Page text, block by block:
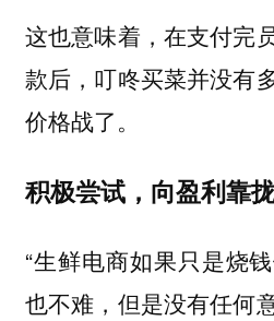
这也意味着，在支付完
款后，叮咚买菜并没有
价格战了。
积极尝试，向盈利靠
“生鲜电商如果只是烧
也不难，但是没有任何